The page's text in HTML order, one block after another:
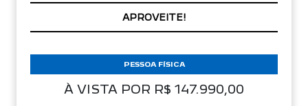
PREÇOS REDUZIDOS
À VISTA POR R$ 147.990,00
PESSOA FÍSICA